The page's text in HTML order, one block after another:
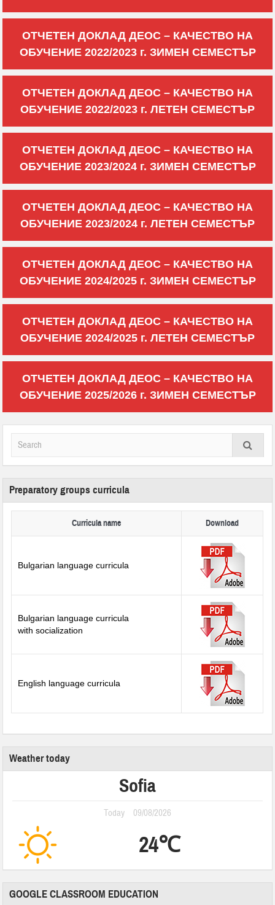
ОТЧЕТЕН ДОКЛАД ДЕОС – КАЧЕСТВО НА
ОБУЧЕНИЕ 2022/2023 г. ЗИМЕН СЕМЕСТЪР
ОТЧЕТЕН ДОКЛАД ДЕОС – КАЧЕСТВО НА
ОБУЧЕНИЕ 2022/2023 г. ЛЕТЕН СЕМЕСТЪР
ОТЧЕТЕН ДОКЛАД ДЕОС – КАЧЕСТВО НА
ОБУЧЕНИЕ 2023/2024 г. ЗИМЕН СЕМЕСТЪР
ОТЧЕТЕН ДОКЛАД ДЕОС – КАЧЕСТВО НА
ОБУЧЕНИЕ 2023/2024 г. ЛЕТЕН СЕМЕСТЪР
ОТЧЕТЕН ДОКЛАД ДЕОС – КАЧЕСТВО НА
ОБУЧЕНИЕ 2024/2025 г. ЗИМЕН СЕМЕСТЪР
ОТЧЕТЕН ДОКЛАД ДЕОС – КАЧЕСТВО НА
ОБУЧЕНИЕ 2024/2025 г. ЛЕТЕН СЕМЕСТЪР
ОТЧЕТЕН ДОКЛАД ДЕОС – КАЧЕСТВО НА
ОБУЧЕНИЕ 2025/2026 г. ЗИМЕН СЕМЕСТЪР
Preparatory groups curricula
Curricula name Download
Bulgarian language curricula
Bulgarian language curricula
with socialization
English language curricula
Weather today
Sofia
Today 09/08/2026
24℃
GOOGLE CLASSROOM EDUCATION